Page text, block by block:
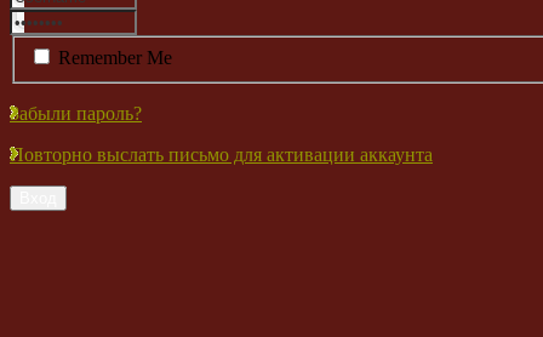
Remember Me
Забыли пароль?
Повторно выслать письмо для активации аккаунта